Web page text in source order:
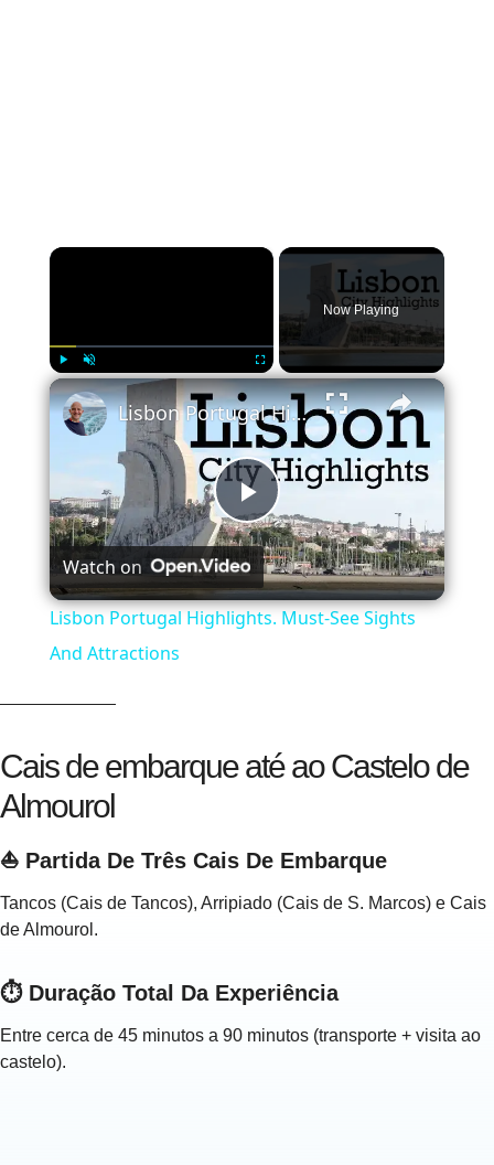
×
Play Unmute
Now Playing
×
Play
Video
Lisbon Portugal Highlights. Must-See Sights And Attractions
Watch on
Lisbon Portugal Highlights. Must-See Sights
And Attractions
Cais de embarque até ao Castelo de
Almourol
⛵ Partida De Três Cais De Embarque
Tancos (Cais de Tancos), Arripiado (Cais de S. Marcos) e Cais
de Almourol.
⏱️ Duração Total Da Experiência
Entre cerca de 45 minutos a 90 minutos (transporte + visita ao
castelo).